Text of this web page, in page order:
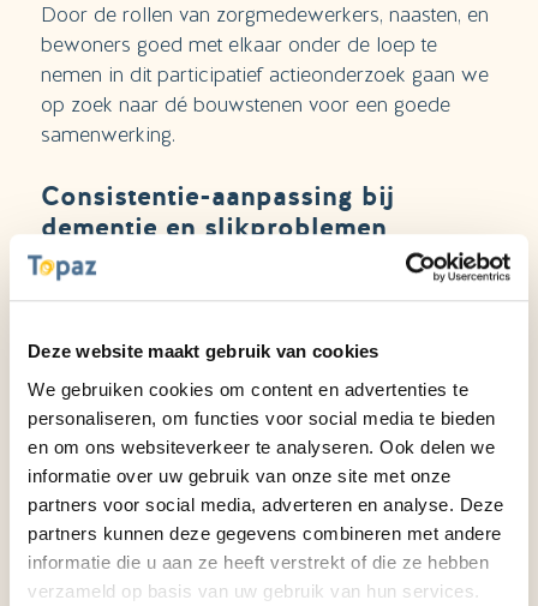
Deze website maakt gebruik van cookies
We gebruiken cookies om content en advertenties te
personaliseren, om functies voor social media te bieden
en om ons websiteverkeer te analyseren. Ook delen we
informatie over uw gebruik van onze site met onze
partners voor social media, adverteren en analyse. Deze
partners kunnen deze gegevens combineren met andere
informatie die u aan ze heeft verstrekt of die ze hebben
verzameld op basis van uw gebruik van hun services.
Door de rollen van zorgmedewerkers, naasten, en
bewoners goed met elkaar onder de loep te
nemen in dit participatief actieonderzoek gaan we
op zoek naar dé bouwstenen voor een goede
samenwerking.
Consistentie-aanpassing bij
dementie en slikproblemen
Logopedist Christine Koevoets merkte dat
bewoners met dementie en ernstige slikproblemen
vaak alleen pap aten, wat hun eetplezier mogelijk
verminderde. Voor haar onderzoek werd
lepelbrood geïntroduceerd: zacht, voedzaam,
makkelijk aanpasbaar en makkelijk door te slikken,
wat het eetplezier verbeterde. Een sterk voorbeeld
van praktijkgericht onderzoek dat de zorg
verbetert!